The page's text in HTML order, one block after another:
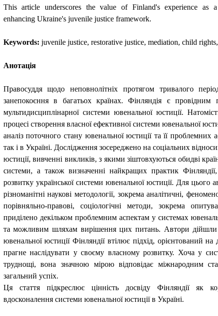
This article underscores the value of Finland's experience as
enhancing Ukraine's juvenile justice framework.
Keywords: juvenile justice, restorative justice, mediation, child
Анотація
Правосуддя щодо неповнолітніх протягом тривалого
занепокоєння в багатьох країнах. Фінляндія є провідним
мультидисциплінарної системи ювенальної юстиції.
процесі створення власної ефективної системи ювенальної
аналіз поточного стану ювенальної юстиції та її проблемних
так і в Україні. Дослідження зосереджено на соціальних
юстиції, вивченні викликів, з якими зіштовхуються обидві
системи, а також визначенні найкращих практик
розвитку української системи ювенальної юстиції. Для цього
різноманітні наукові методології, зокрема аналітичні,
порівняльно-правові, соціологічні методи, зокрема
приділено декільком проблемним аспектам у системах
та можливим шляхам вирішення цих питань. Автори
ювенальної юстиції Фінляндії втілює підхід, орієнтований
прагне наслідувати у своєму власному розвитку. Хоча у
труднощі, вона значною мірою відповідає міжнародним
загальний успіх.
Ця стаття підкреслює цінність досвіду Фінляндії як
вдосконалення системи ювенальної юстиції в Україні.